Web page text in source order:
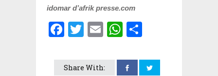
idomar d’afrik presse.com
Facebook
Twitter
EmailWhatsApp
Share With: